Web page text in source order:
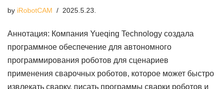
by iRobotCAM 2025.5.23.
Аннотация: Компания Yueqing Technology создала
программное обеспечение для автономного
программирования роботов для сценариев
применения сварочных роботов, которое может быстро
извлекать сварку, писать программы сварки роботов и